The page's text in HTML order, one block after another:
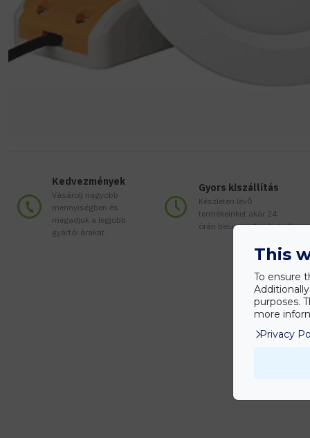
Kedvezmények
Vásárolj nagyobb
mennyiségben és
megadjuk a legjobb
gyártói árakat.
Gyors kiszállítás
Készleten lévő
termékeinket akár 24
órán belül megkaphatod!
This
To ensure
purposes.
more
Privacy